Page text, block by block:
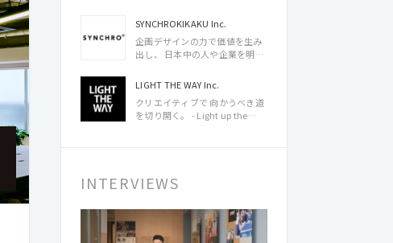
SYNCHROKIKAKU Inc.
企画デザインの力で価値を生み
出し、 日本中の人や企業を明る
LIGHT THE WAY Inc.
クリエイティブで 向かうべき道
を切り開く。 - Light up the
INTERVIEWS